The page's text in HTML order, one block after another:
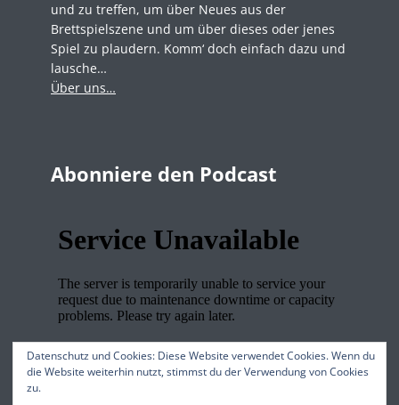
und zu treffen, um über Neues aus der
Brettspielszene und um über dieses oder jenes
Spiel zu plaudern. Komm‘ doch einfach dazu und
lausche…
Über uns…
Abonniere den Podcast
Datenschutz und Cookies: Diese Website verwendet Cookies. Wenn du
die Website weiterhin nutzt, stimmst du der Verwendung von Cookies
zu.